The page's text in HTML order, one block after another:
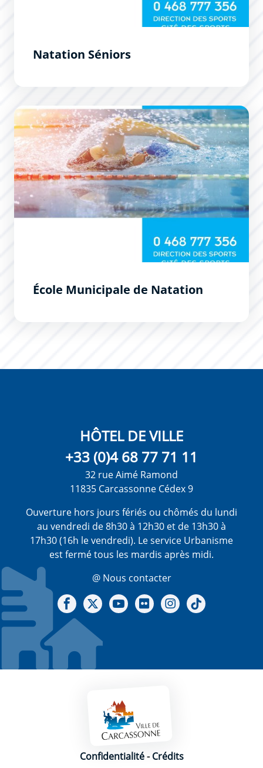
Natation Séniors
École Municipale de Natation
École Municipale de Natation
HÔTEL DE VILLE
+33 (0)4 68 77 71 11
32 rue Aimé Ramond
11835 Carcassonne Cédex 9
Ouverture hors jours fériés ou chômés du lundi
au vendredi de 8h30 à 12h30 et de 13h30 à
17h30 (16h le vendredi). Le service Urbanisme
est fermé tous les mardis après midi.
@ Nous contacter
Notre Facebook
Notre X - (twitter)
Notre chaine Youtube
Notre Gallerie sur Flickr
Notre Instagram
Mentions légales
Confidentialité-Crédits